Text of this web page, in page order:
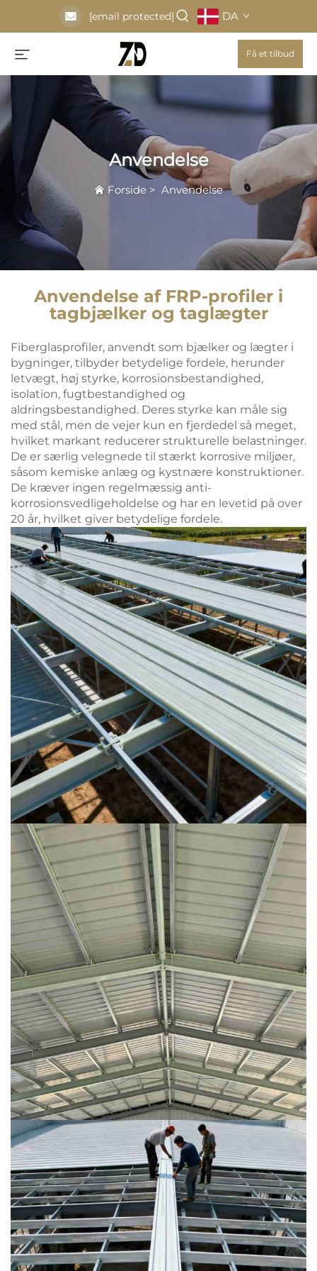
[email protected] DA
Få et tilbud
Anvendelse
Forside > Anvendelse
Anvendelse af FRP-profiler i
tagbjælker og taglægter
Fiberglasprofiler, anvendt som bjælker og lægter i
bygninger, tilbyder betydelige fordele, herunder
letvægt, høj styrke, korrosionsbestandighed,
isolation, fugtbestandighed og
aldringsbestandighed. Deres styrke kan måle sig
med stål, men de vejer kun en fjerdedel så meget,
hvilket markant reducerer strukturelle belastninger.
De er særlig velegnede til stærkt korrosive miljøer,
såsom kemiske anlæg og kystnære konstruktioner.
De kræver ingen regelmæssig anti-
korrosionsvedligeholdelse og har en levetid på over
20 år, hvilket giver betydelige fordele.